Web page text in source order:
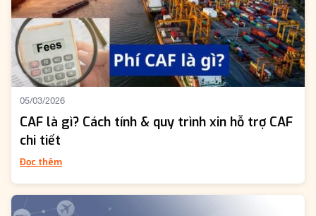
05/03/2026
CAF là gì? Cách tính & quy trình xin hỗ trợ CAF
chi tiết
Đọc thêm